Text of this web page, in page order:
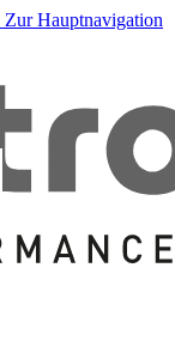
Zur Hauptnavigation